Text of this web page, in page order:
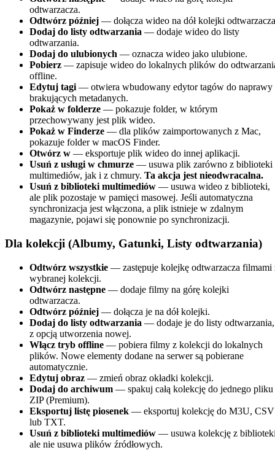
odtwarzacza.
Odtwórz później — dołącza wideo na dół kolejki
Dodaj do listy odtwarzania — dodaje wideo do listy
odtwarzania.
Dodaj do ulubionych — oznacza wideo jako ulubione.
Pobierz — zapisuje wideo do lokalnych plików do
offline.
Edytuj tagi — otwiera wbudowany edytor tagów do naprawy
brakujących metadanych.
Pokaż w folderze — pokazuje folder, w którym
przechowywany jest plik wideo.
Pokaż w Finderze — dla plików zaimportowanych z Mac,
pokazuje folder w macOS Finder.
Otwórz w — eksportuje plik wideo do innej aplikacji.
Usuń z usługi w chmurze — usuwa plik zarówno z biblioteki
multimediów, jak i z chmury. Ta akcja jest nieodwracalna.
Usuń z biblioteki multimediów — usuwa wideo z biblioteki,
ale plik pozostaje w pamięci masowej. Jeśli automatyczna
synchronizacja jest włączona, a plik istnieje w zdalnym
magazynie, pojawi się ponownie po synchronizacji.
Dla kolekcji (Albumy, Gatunki, Listy odtwarzania)
Odtwórz wszystkie — zastępuje kolejkę odtwarzacza filmami
wybranej kolekcji.
Odtwórz następne — dodaje filmy na górę kolejki
odtwarzacza.
Odtwórz później — dołącza je na dół kolejki.
Dodaj do listy odtwarzania — dodaje je do listy odtwarzania,
z opcją utworzenia nowej.
Włącz tryb offline — pobiera filmy z kolekcji do lokalnych
plików. Nowe elementy dodane na serwer są pobierane
automatycznie.
Edytuj obraz — zmień obraz okładki kolekcji.
Dodaj do archiwum — spakuj całą kolekcję do jednego pliku
ZIP (Premium).
Eksportuj listę piosenek — eksportuj kolekcję do M3U, CSV
lub TXT.
Usuń z biblioteki multimediów — usuwa kolekcję z
ale nie usuwa plików źródłowych.